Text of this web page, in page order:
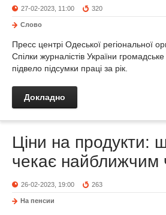
27-02-2023, 11:00 320
Слово
Пресс центрі Одеської регіональної
Спілки журналістів України
підвело підсумки праці за рік.
Докладно
Ціни на продукти:
чекає найближчим
26-02-2023, 19:00 263
На пенсии